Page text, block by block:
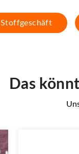
Stoffgeschäft
Das